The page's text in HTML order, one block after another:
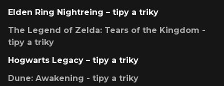
Elden Ring Nightreing – tipy a triky
The Legend of Zelda: Tears of the Kingdom -
tipy a triky
Hogwarts Legacy – tipy a triky
Dune: Awakening - tipy a triky